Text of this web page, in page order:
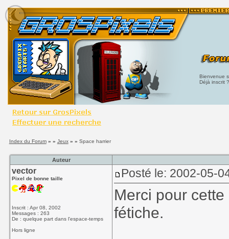
Bienvenue
Déjà inscrit
Index du Forum» » Jeux» » Space harrier
Auteur
vector
Pixel de bonne taille
Inscrit : Apr 08, 2002
Messages : 263
De : quelque part dans l'espace-temps
Hors ligne
Posté le: 2002-05-
Merci pour
fétiche.